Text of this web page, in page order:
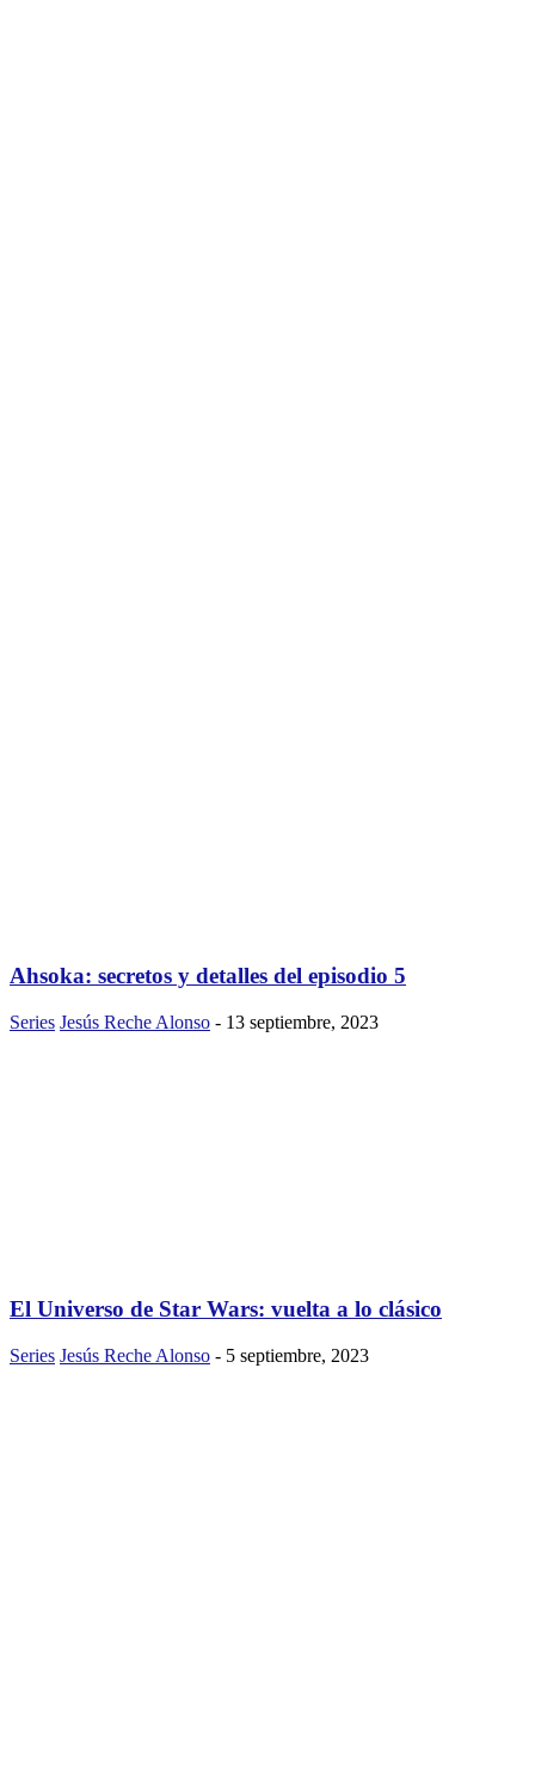
Ahsoka: secretos y detalles del episodio 5
Series Jesús Reche Alonso - 13 septiembre, 2023
El Universo de Star Wars: vuelta a lo clásico
Series Jesús Reche Alonso - 5 septiembre, 2023